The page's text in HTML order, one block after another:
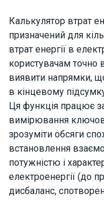
Калькулятор втрат
призначений для
втрат енергії в
користувачам точно
виявити напрямки,
в кінцевому
Ця функція працює
вимірювання
зрозуміти обсяги
встановлення
потужністю і
електроенергії (до
дисбаланс,